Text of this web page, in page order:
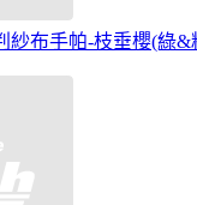
紗布手帕-枝垂櫻(綠&